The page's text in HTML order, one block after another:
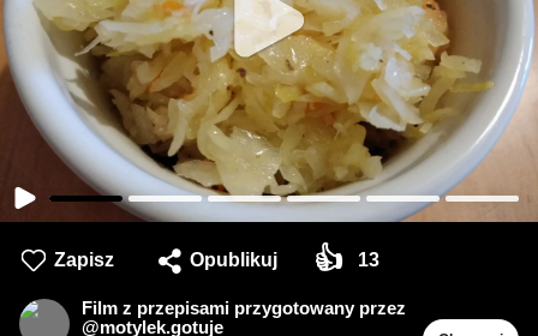
Zapisz Opublikuj 👍 13
Film z przepisami przygotowany przez
@motylek.gotuje